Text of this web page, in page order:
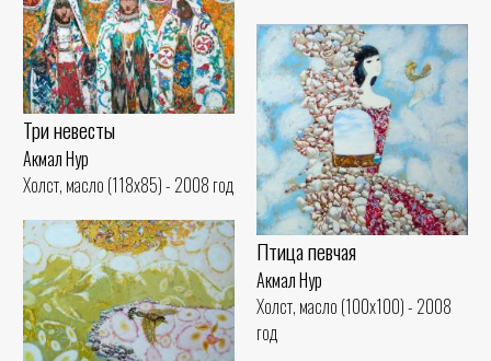
Три невесты
Акмал Нур
Холст, масло (118x85) - 2008 год
Птица певчая
Акмал Нур
Холст, масло (100x100) - 2008
год